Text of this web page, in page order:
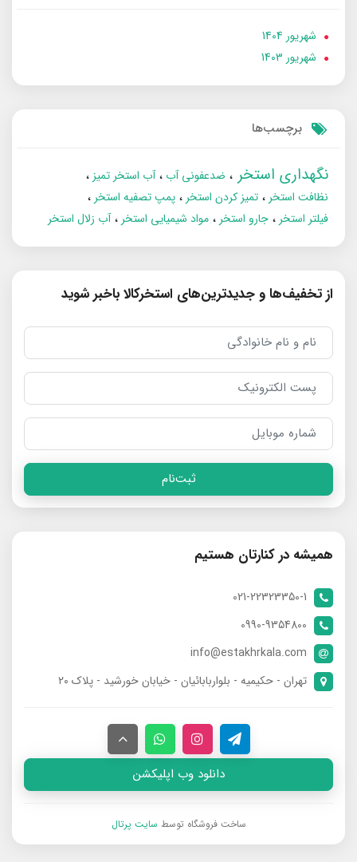
شهریور 1404
شهریور 1403
برچسب‌ها
نگهداری استخر ضدعفونی آب
آب استخر تمیز
نظافت استخر
تمیز کردن استخر
پمپ تصفیه استخر
فیلتر استخر
جارو استخر مواد شیمیایی استخر آب زلال استخر
از تخفیف‌ها و جدیدترین‌های استخرکالا باخبر شوید
ثبت‌نام
همیشه در کنارتان هستیم
021-22323350-1
0990-9354800
info@estakhrkala.com
تهران - حکیمیه - بلواربابائیان - خیابان خورشید - پلاک ۲۰
دانلود وب اپلیکشن
ساخت فروشگاه توسط سایت پرتال